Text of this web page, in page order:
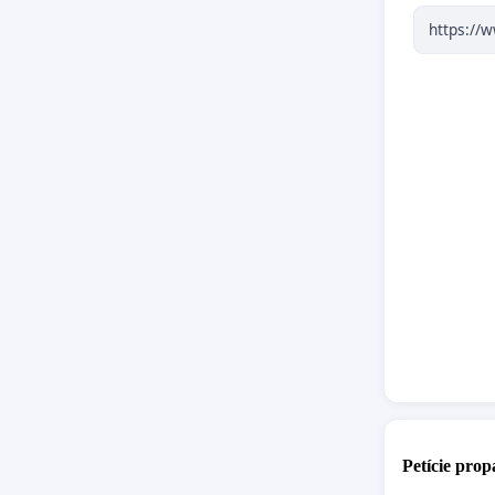
ústavné
2. Mgr.
Petície